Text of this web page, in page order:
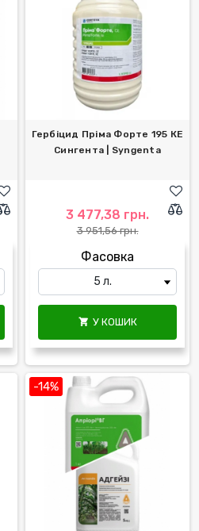
Гербіцид Пріма Форте 195 КЕ
Сингента | Syngenta
3 477,38 грн.
3 951,56 грн.
Фасовка
 У КОШИК
-14%